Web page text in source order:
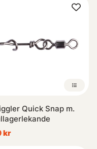
Quick Snap m.
kr